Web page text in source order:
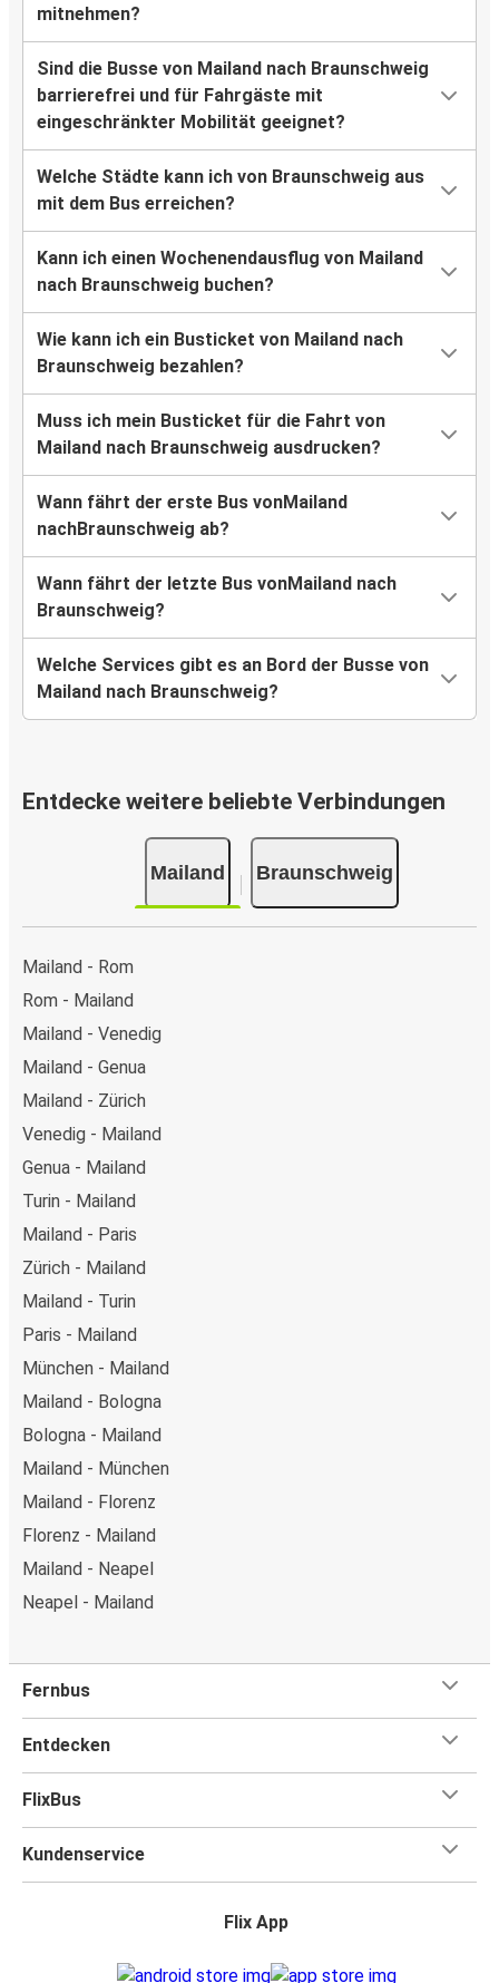
mitnehmen?
Sind die Busse von Mailand nach Braunschweig
barrierefrei und für Fahrgäste mit
eingeschränkter Mobilität geeignet?
Welche Städte kann ich von Braunschweig aus
mit dem Bus erreichen?
Kann ich einen Wochenendausflug von Mailand
nach Braunschweig buchen?
Wie kann ich ein Busticket von Mailand nach
Braunschweig bezahlen?
Muss ich mein Busticket für die Fahrt von
Mailand nach Braunschweig ausdrucken?
Wann fährt der erste Bus vonMailand
nachBraunschweig ab?
Wann fährt der letzte Bus vonMailand nach
Braunschweig?
Welche Services gibt es an Bord der Busse von
Mailand nach Braunschweig?
Entdecke weitere beliebte Verbindungen
Mailand Braunschweig
Mailand - Rom
Rom - Mailand
Mailand - Venedig
Mailand - Genua
Mailand - Zürich
Venedig - Mailand
Genua - Mailand
Turin - Mailand
Mailand - Paris
Zürich - Mailand
Mailand - Turin
Paris - Mailand
München - Mailand
Mailand - Bologna
Bologna - Mailand
Mailand - München
Mailand - Florenz
Florenz - Mailand
Mailand - Neapel
Neapel - Mailand
Fernbus
Entdecken
FlixBus
Kundenservice
Flix App